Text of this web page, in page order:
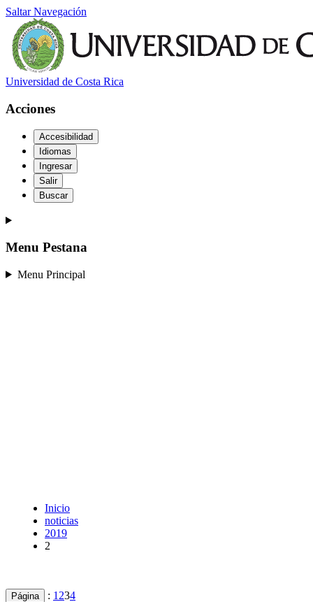
Saltar Navegación
Universidad de Costa Rica
Acciones
Accesibilidad
Idiomas
Ingresar
Salir
Buscar
Menu Pestana
Menu Principal
Inicio
noticias
2019
2
Página : 1 234